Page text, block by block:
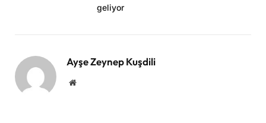
geliyor
Ayşe Zeynep Kuşdili
Website